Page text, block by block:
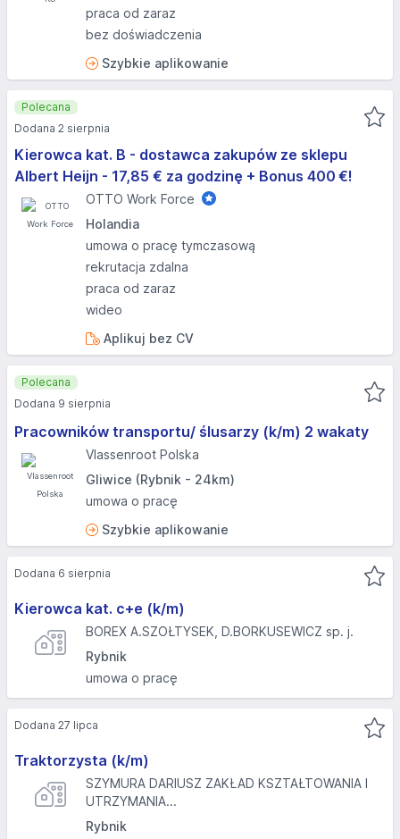
praca od zaraz
bez doświadczenia
Szybkie aplikowanie
Kierowca kat. B - dostawca zakupów ze sklepu
Albert Heijn - 17,85 € za godzinę + Bonus 400 €!
OTTO Work Force
Holandia
umowa o pracę tymczasową
rekrutacja zdalna
praca od zaraz
wideo
Aplikuj bez CV
Polecana
Dodana 2 sierpnia
Pracowników transportu/ ślusarzy (k/m) 2 wakaty
Vlassenroot Polska
Gliwice (Rybnik - 24km)
umowa o pracę
Szybkie aplikowanie
Polecana
Dodana 9 sierpnia
Kierowca kat. c+e (k/m)
BOREX A.SZOŁTYSEK, D.BORKUSEWICZ sp. j.
Rybnik
umowa o pracę
Dodana 6 sierpnia
Traktorzysta (k/m)
SZYMURA DARIUSZ ZAKŁAD KSZTAŁTOWANIA I
UTRZYMANIA...
Rybnik
Dodana 27 lipca